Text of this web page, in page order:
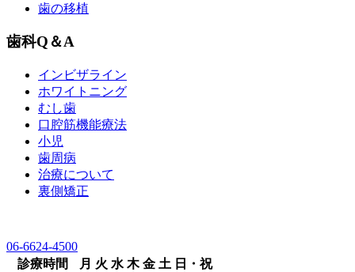
歯の移植
歯科Q＆A
インビザライン
ホワイトニング
むし歯
口腔筋機能療法
小児
歯周病
治療について
裏側矯正
06-6624-4500
診療時間
月 火 水 木 金 土 日・祝